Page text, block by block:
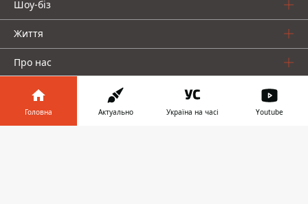
Шоу-біз
Життя
Про нас
Головна Актуально Україна на часі Youtube